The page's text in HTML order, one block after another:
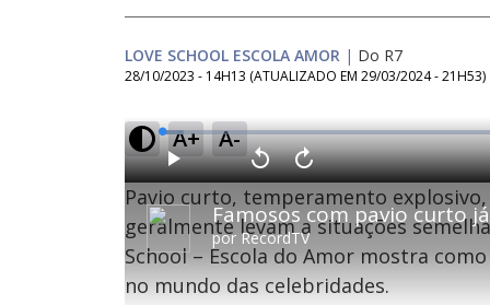
LOVE SCHOOL ESCOLA AMOR | Do R7
28/10/2023 - 14H13 (ATUALIZADO EM 29/03/2024 - 21H53)
A+ A-
por RecordTV
P
l
a
y
V
o
l
t
a
r
1
0
s
u
A
v
a
n
ç
a
r
0
e
g
L
o
a
d
e
:
.
9
%
Pavio curto, temperamento
geralmente levam a situações
School – Escola do Amor mostra
no mundo das celebridades.